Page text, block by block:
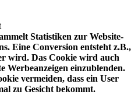
Statistiken zur Website-
Eine Conversion entsteht z.B.,
wird. Das Cookie wird auch
Werbeanzeigen einzublenden.
vermeiden, dass ein User
zu Gesicht bekommt.